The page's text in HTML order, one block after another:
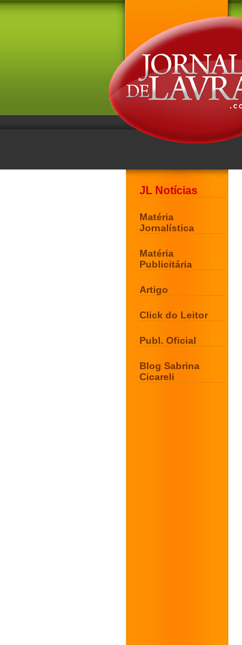
JL Notícias
Matéria
Jornalística
Matéria
Publicitária
Artigo
Click do Leitor
Publ. Oficial
Blog Sabrina
Cicareli